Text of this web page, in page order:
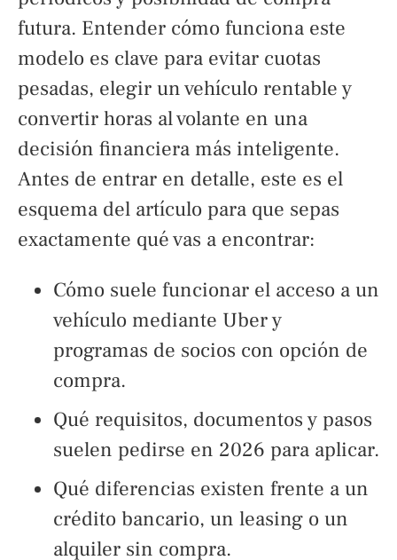
futura. Entender cómo funciona este
modelo es clave para evitar cuotas
pesadas, elegir un vehículo rentable y
convertir horas al volante en una
decisión financiera más inteligente.
Antes de entrar en detalle, este es el
esquema del artículo para que sepas
exactamente qué vas a encontrar:
Cómo suele funcionar el acceso a un
vehículo mediante Uber y
programas de socios con opción de
compra.
Qué requisitos, documentos y pasos
suelen pedirse en 2026 para aplicar.
Qué diferencias existen frente a un
crédito bancario, un leasing o un
alquiler sin compra.